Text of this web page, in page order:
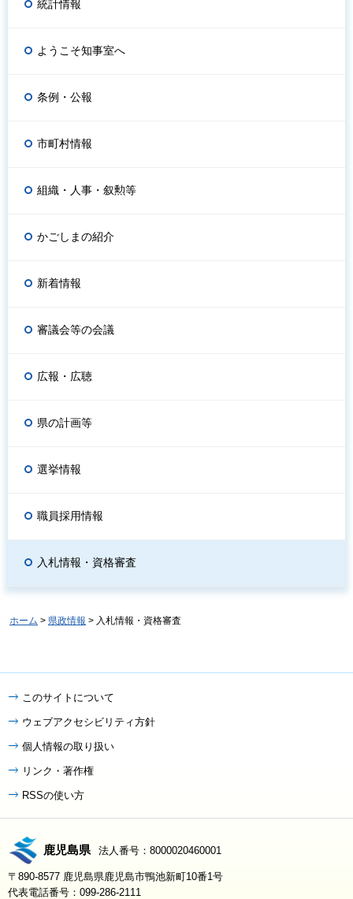
統計情報
ようこそ知事室へ
条例・公報
市町村情報
組織・人事・叙勲等
かごしまの紹介
新着情報
審議会等の会議
広報・広聴
県の計画等
選挙情報
職員採用情報
入札情報・資格審査
ホーム > 県政情報 > 入札情報・資格審査
このサイトについて
ウェブアクセシビリティ方針
個人情報の取り扱い
リンク・著作権
RSSの使い方
鹿児島県 法人番号：8000020460001
〒890-8577 鹿児島県鹿児島市鴨池新町10番1号
代表電話番号：099-286-2111